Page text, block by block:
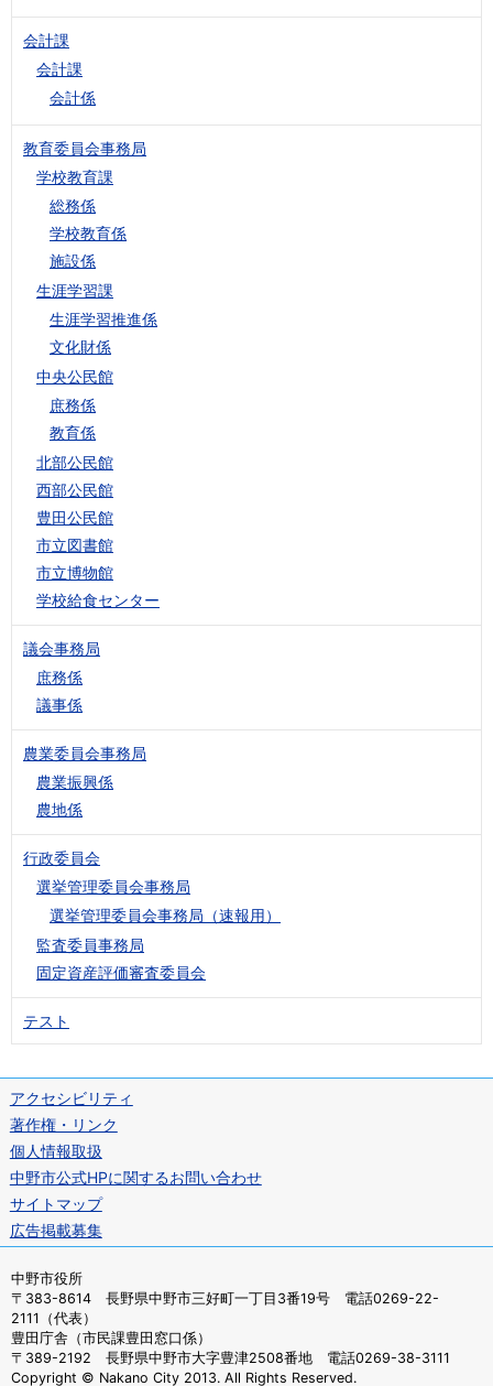
会計課
会計課
会計係
教育委員会事務局
学校教育課
総務係
学校教育係
施設係
生涯学習課
生涯学習推進係
文化財係
中央公民館
庶務係
教育係
北部公民館
西部公民館
豊田公民館
市立図書館
市立博物館
学校給食センター
議会事務局
庶務係
議事係
農業委員会事務局
農業振興係
農地係
行政委員会
選挙管理委員会事務局
選挙管理委員会事務局（速報用）
監査委員事務局
固定資産評価審査委員会
テスト
アクセシビリティ
著作権・リンク
個人情報取扱
中野市公式HPに関するお問い合わせ
サイトマップ
広告掲載募集
中野市役所
〒383-8614 長野県中野市三好町一丁目3番19号 電話0269-22-
2111（代表）
豊田庁舎（市民課豊田窓口係）
〒389-2192 長野県中野市大字豊津2508番地 電話0269-38-3111
Copyright © Nakano City 2013. All Rights Reserved.